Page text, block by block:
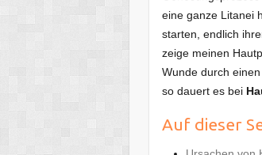
eine ganze Litanei
starten, endlich
zeige meinen
Wunde durch
so dauert es bei
Auf dieser